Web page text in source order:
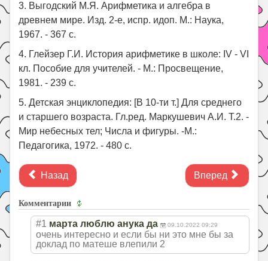
3. Выгодский М.Я. Арифметика и алгебра в
древнем мире. Изд. 2-е, испр. идоп. М.: Наука,
1967. - 367 с.
4. Глейзер Г.И. История арифметике в школе: IV - VI
кл. Пособие для учителей. - М.: Просвещение,
1981. - 239 с.
5. Детская энциклопедия: [В 10-ти т.] Для среднего
и старшего возраста. Гл.ред. Маркушевич А.И. Т.2. -
Мир небесных тел; Числа и фигуры. -М.:
Педагогика, 1972. - 480 с.
Назад Вперед
Комментарии
#1 марта люблю анука да 09.10.2022 09:29
очень интересно и если бы ни это мне бы за
доклад по матеше влепили 2